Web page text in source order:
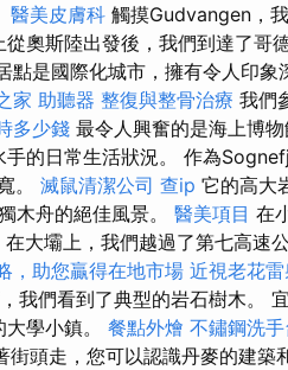
醫美皮膚科 觸摸Gudvangen，
奧斯陸出發後，我們到達了哥
點是國際化城市，擁有令人印
家 助聽器 整復與整骨治療 我們
多少錢 最令人興奮的是海上博
手的日常生活狀況。 作為
。 滅鼠清潔公司 查ip 它的高大
舟的絕佳風景。 醫美項目 在
在大壩上，我們越過了第七高速
，助您贏得在地市場 近視老花
我們看到了典型的岩石樹木。
學小鎮。 餐點外燴 不鏽鋼洗手
街頭走，您可以認識丹麥的建築